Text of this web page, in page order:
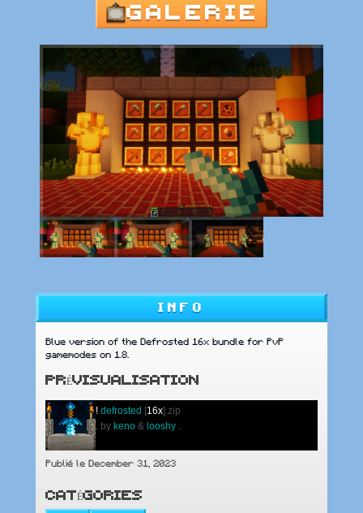
GALERIE
INFO
Blue version of the Defrosted 16x bundle for PvP
gamemodes on 1.8.
PRÉVISUALISATION
! defrosted [16x].zip
. by keno & looshy .
Publié le December 31, 2023
CATÉGORIES